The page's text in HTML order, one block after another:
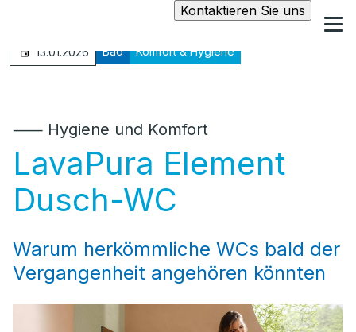
Kontaktieren Sie uns
13.01.2026 Bad Komfort & Hygiene
⸺ Hygiene und Komfort
LavaPura Element
Dusch-WC
Warum herkömmliche WCs bald der
Vergangenheit angehören könnten